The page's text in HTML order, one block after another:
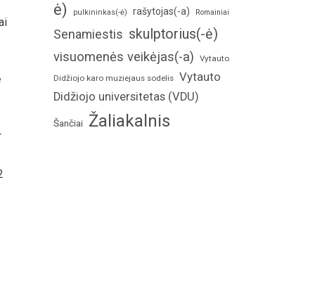
ė)
pulkininkas(-ė) rašytojas(-a) Romainiai
Senamiestis skulptorius(-ė)
visuomenės veikėjas(-a)
Vytauto
Didžiojo karo muziejaus sodelis Vytauto
Didžiojo universitetas (VDU)
Šančiai Žaliakalnis